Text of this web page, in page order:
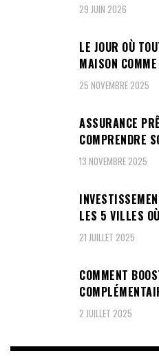
29 JUIN 2026
LE JOUR OÙ
MAISON
25 NOVEMBRE 2025
ASSURANCE
COMPRENDRE
13 NOVEMBRE 2025
LES 5 VILLES
21 JUILLET 2025
COMMENT
2 JUILLET 2025